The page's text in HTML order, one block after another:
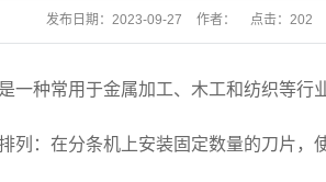
发布日期： 2023-09-27 作者： 点击： 202
一种常用于金属加工、木工和纺织等行
：在分条机上安装固定数量的刀片，